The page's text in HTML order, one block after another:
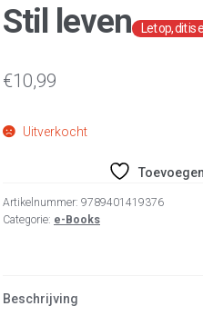
Stil leven
€10,99
Uitverkocht
Artikelnummer: 9789401419376
Categorie: e-Books
Beschrijving